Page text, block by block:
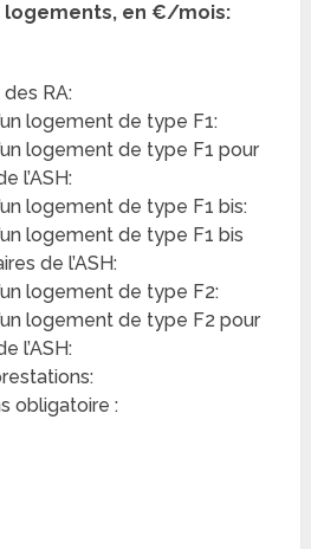
logements, en €/mois:
RA:
logement de type F1:
logement de type F1 pour
l’ASH:
logement de type F1 bis:
logement de type F1 bis
de l’ASH:
logement de type F2:
logement de type F2 pour
l’ASH:
obligatoire :